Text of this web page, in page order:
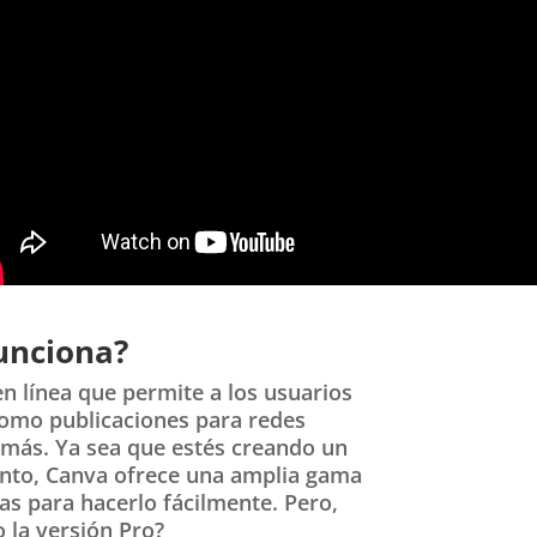
línea que permite a los usuarios
publicaciones para redes
Ya sea que estés creando un
Canva ofrece una amplia gama
para hacerlo fácilmente. Pero,
la versión Pro?